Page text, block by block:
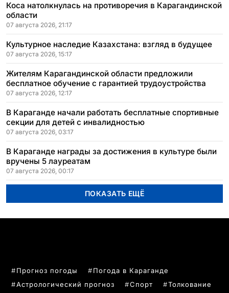
Коса натолкнулась на противоречия в Карагандинской
области
07 августа 2026, 21:17
Культурное наследие Казахстана: взгляд в будущее
07 августа 2026, 15:17
Жителям Карагандинской области предложили
бесплатное обучение с гарантией трудоустройства
07 августа 2026, 12:17
В Караганде начали работать бесплатные спортивные
секции для детей с инвалидностью
07 августа 2026, 03:17
В Караганде награды за достижения в культуре были
вручены 5 лауреатам
07 августа 2026, 00:17
ПОКАЗАТЬ ЕЩЁ
Прогноз погоды
Погода в Караганде
Астрологический прогноз
Спорт
Толкование